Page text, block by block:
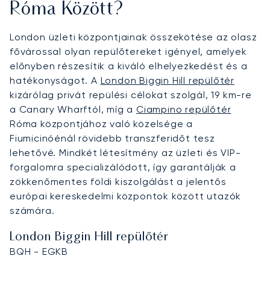
Róma Között?
London üzleti központjainak összekötése az olasz
fővárossal olyan repülőtereket igényel, amelyek
előnyben részesítik a kiváló elhelyezkedést és a
hatékonyságot. A London Biggin Hill repülőtér
kizárólag privát repülési célokat szolgál, 19 km-re
a Canary Wharftól, míg aCiampino repülőtér
Róma központjához való közelsége a
Fiumicinóénál rövidebb transzferidőt tesz
lehetővé. Mindkét létesítmény az üzleti és VIP-
forgalomra specializálódott, így garantálják a
zökkenőmentes földi kiszolgálást a jelentős
európai kereskedelmi központok között utazók
számára.
London Biggin Hill repülőtér
BQH - EGKB